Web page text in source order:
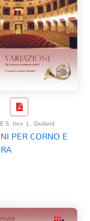
S. (rev. L. Giuliani)
PER CORNO E